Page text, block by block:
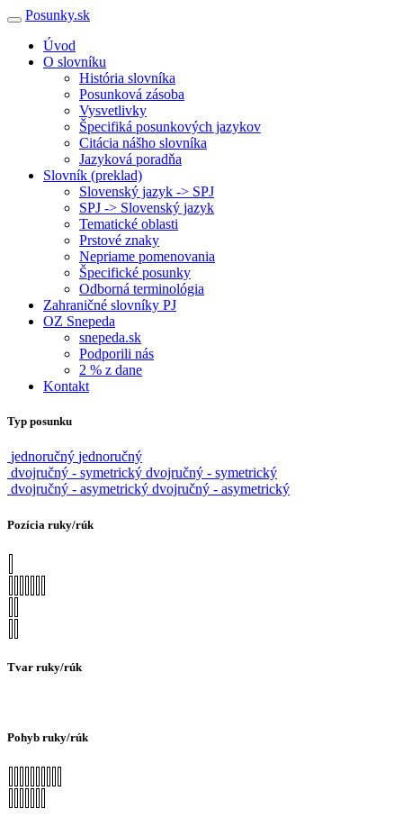
Posunky.sk
Úvod
O slovníku
História slovníka
Posunková zásoba
Vysvetlivky
Špecifiká posunkových jazykov
Citácia nášho slovníka
Jazyková poradňa
Slovník (preklad)
Slovenský jazyk -> SPJ
SPJ -> Slovenský jazyk
Tematické oblasti
Prstové znaky
Nepriame pomenovania
Špecifické posunky
Odborná terminológia
Zahraničné slovníky PJ
OZ Snepeda
snepeda.sk
Podporili nás
2 % z dane
Kontakt
Typ posunku
jednoručný jednoručný
dvojručný - symetrický dvojručný - symetrický
dvojručný - asymetrický dvojručný - asymetrický
Pozícia ruky/rúk
Tvar ruky/rúk
Pohyb ruky/rúk